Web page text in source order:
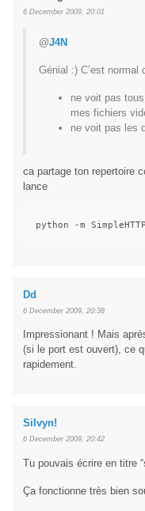
6 December 2009, 20:01
@J4N
Génial :) C’est
ne voit pas
mes fichiers
ne voit pas les
ca partage ton repertoire
lance
Dd
6 December 2009, 20:38
Impressionant ! Mais
(si le port est ouvert), ce
rapidement.
Silvyn!
6 December 2009, 20:42
Tu pouvais écrire en titre
Ça fonctionne très bien